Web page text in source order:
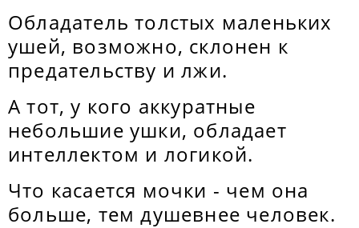
Обладатель толстых маленьких
ушей, возможно, склонен к
предательству и лжи.
А тот, у кого аккуратные
небольшие ушки, обладает
интеллектом и логикой.
Что касается мочки - чем она
больше, тем душевнее человек.